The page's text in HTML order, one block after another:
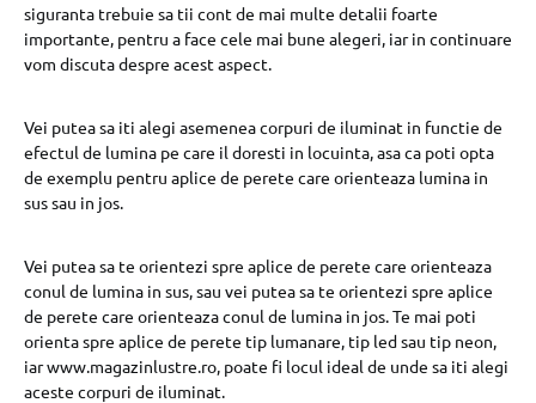
siguranta trebuie sa tii cont de mai multe detalii foarte
importante, pentru a face cele mai bune alegeri, iar in continuare
vom discuta despre acest aspect.
Vei putea sa iti alegi asemenea corpuri de iluminat in functie de
efectul de lumina pe care il doresti in locuinta, asa ca poti opta
de exemplu pentru aplice de perete care orienteaza lumina in
sus sau in jos.
Vei putea sa te orientezi spre aplice de perete care orienteaza
conul de lumina in sus, sau vei putea sa te orientezi spre aplice
de perete care orienteaza conul de lumina in jos. Te mai poti
orienta spre aplice de perete tip lumanare, tip led sau tip neon,
iar www.magazinlustre.ro, poate fi locul ideal de unde sa iti alegi
aceste corpuri de iluminat.